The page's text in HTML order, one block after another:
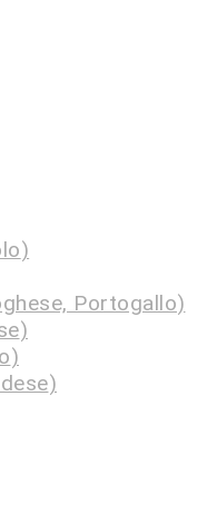
)
Portogallo)
)
)
)